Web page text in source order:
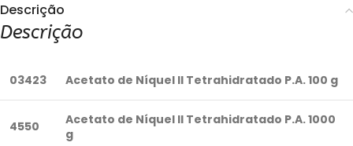
Descrição
Descrição
03423 Acetato de Níquel II Tetrahidratado P.A. 100 g
4550
Acetato de Níquel II Tetrahidratado P.A. 1000
g